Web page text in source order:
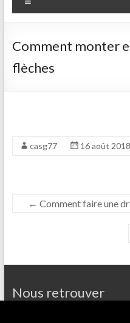
d'arc de
Saint
Germain
Comment monter
flèches
casg77 16 août 2018
← Comment faire une
Nous retrouver